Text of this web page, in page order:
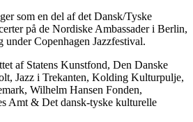
som en del af det Dansk/Tyske
på de Nordiske Ambassader i Berlin,
Copenhagen Jazzfestival.
af Statens Kunstfond, Den Danske
Jazz i Trekanten, Kolding Kulturpulje,
Wilhelm Hansen Fonden,
Amt & Det dansk-tyske kulturelle